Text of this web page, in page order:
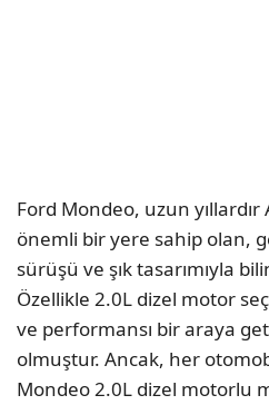
Ford Mondeo, uzun yıllardır
önemli bir yere sahip olan,
sürüşü ve şık tasarımıyla
Özellikle 2.0L dizel motor
ve performansı bir araya
olmuştur. Ancak, her
Mondeo 2.0L dizel motorlu